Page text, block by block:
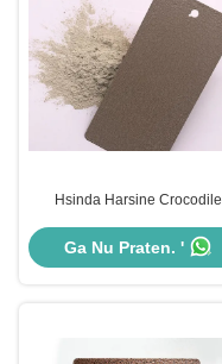
Hsinda Harsine Crocodile
Use Powder Coating Paint
Ga Nu Praten. '